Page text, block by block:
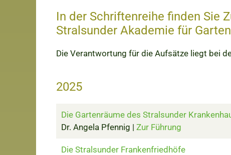
In der Schriftenreihe finden Sie
Stralsunder Akademie für
Die Verantwortung für die Aufsätze liegt bei
2025
Die Gartenräume des Stralsunder
Dr. Angela Pfennig | Zur Führung
Die Stralsunder Frankenfriedhöfe